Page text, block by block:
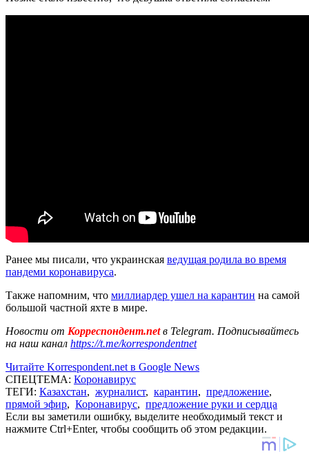
Ранее мы писали, что украинская ведущая родила во время
пандеми коронавируса.
Также напомним, что миллиардер ушел на карантин на самой
большой частной яхте в мире.
Новости от Корреспондент.netв Telegram. Подписывайтесь
на наш канал https://t.me/korrespondentnet
Читайте Korrespondent.net в Google News
СПЕЦТЕМА: Коронавирус
ТЕГИ: Казахстан, журналист, карантин, предложение,
прямой эфир, Коронавирус, предложение руки и сердца
Если вы заметили ошибку, выделите необходимый текст и
нажмите Ctrl+Enter, чтобы сообщить об этом редакции.